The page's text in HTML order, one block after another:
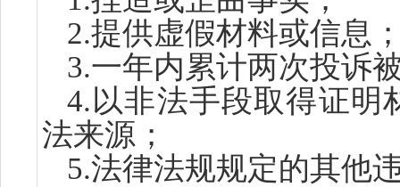
2.提供虚假材料或信息
3.一年内累计两次投诉
4.以非法手段取得证明
法来源；
5.法律法规规定的其他